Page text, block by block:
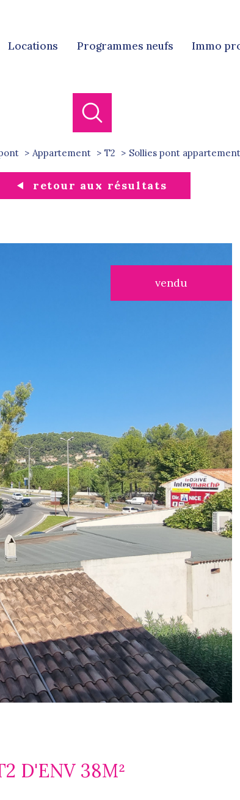
locations programmes neufs immo
Appartement T2 sollies pont
retour aux résultats
vendu
D'ENV 38M²